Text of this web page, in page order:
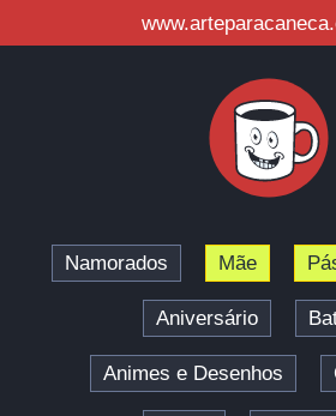
Namorados Mãe
Aniversário
Animes e Desenhos